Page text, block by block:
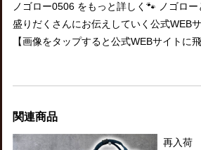
ノゴロー0506 をもっと詳しく🐾 ノゴロ
盛りだくさんにお伝えしていく公式WEB
【画像をタップすると公式WEBサイトに飛
関連商品
再入荷